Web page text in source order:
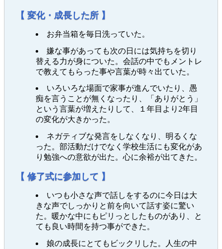
【 変化・成長した所 】
お弁当箱を毎日洗っていた。
嫌な事があっても次の日には気持ちを切り
替える力が身についた。会話の中でもメントレ
で教えてもらった事や言葉が時々出ていた。
いろいろな場面で家事が進んでいたり、愚
痴を言うことが無くなったり、「ありがとう」
という言葉が増えたりして、１年目より2年目
の変化が大きかった。
ネガティブな発言をしなくなり、明るくな
った。部活動だけでなく学校生活にも変化があ
り勉強への意欲が出た。心に余裕が出てきた。
【 修了式に参加して 】
いつも小さな声で話しをするのに今日は大
きな声でしっかりと前を向いて話す姿に驚い
た。暖かな中にもピリっとしたものがあり、と
ても良い時間を持つ事ができた。
娘の成長にとてもビックリした。人生の中